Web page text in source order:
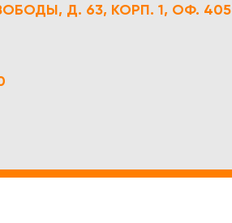
Д. 63, КОРП. 1, ОФ. 405